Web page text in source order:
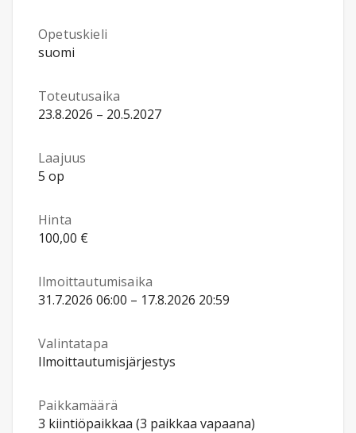
Opetuskieli
suomi
Toteutusaika
23.8.2026 – 20.5.2027
Laajuus
5 op
Hinta
100,00 €
Ilmoittautumisaika
31.7.2026 06:00 – 17.8.2026 20:59
Valintatapa
Ilmoittautumisjärjestys
Paikkamäärä
3 kiintiöpaikkaa (3 paikkaa vapaana)